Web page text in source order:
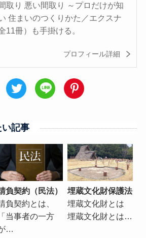
取り 悪い間取り ～プロだけが知
住まいのつくりかた／エクスナ
11冊）も手掛ける。
プロフィール詳細
記事
負契約（民法）
負契約とは、
「当事者の一方
…
埋蔵文化財保護法
埋蔵文化財とは
埋蔵文化財とは…